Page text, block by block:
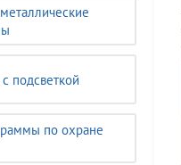
подсветкой
по охране